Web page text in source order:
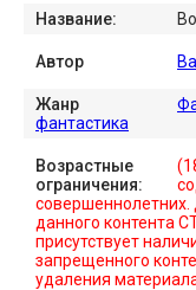
Название:
Автор
Жанр
фантастика
Возрастные
ограничения:
данного контента
присутствует
запрещенного
удаления